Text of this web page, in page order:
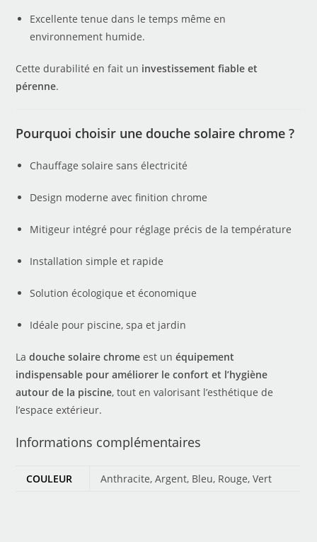
Excellente tenue dans le temps même en
environnement humide.
Cette durabilité en fait un investissement fiable et
pérenne.
Pourquoi choisir une douche solaire chrome ?
Chauffage solaire sans électricité
Design moderne avec finition chrome
Mitigeur intégré pour réglage précis de la température
Installation simple et rapide
Solution écologique et économique
Idéale pour piscine, spa et jardin
Ladouche solaire chromeest unéquipement
indispensable pour améliorer le confort et l’hygiène
autour de la piscine, tout en valorisant l’esthétique de
l’espace extérieur.
Informations complémentaires
COULEUR Anthracite, Argent, Bleu, Rouge, Vert